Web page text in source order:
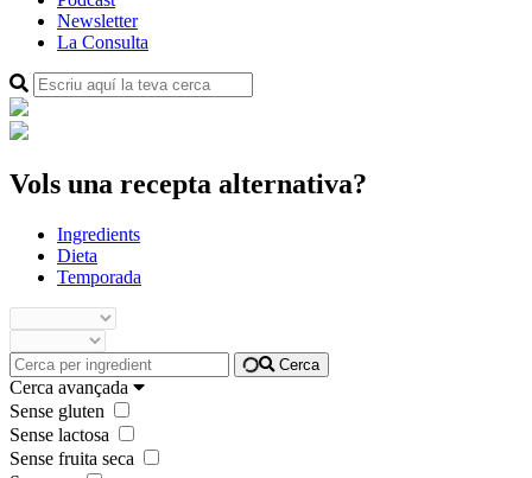
Newsletter
La Consulta
Vols una recepta alternativa?
Ingredients
Dieta
Temporada
Cerca
Cerca avançada
Sense gluten
Sense lactosa
Sense fruita seca